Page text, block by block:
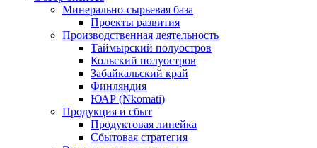
Минерально-сырьевая база
Проекты развития
Производственная деятельность
Таймырский полуостров
Кольский полуостров
Забайкальский край
Финляндия
ЮАР (Nkomati)
Продукция и сбыт
Продуктовая линейка
Сбытовая стратегия